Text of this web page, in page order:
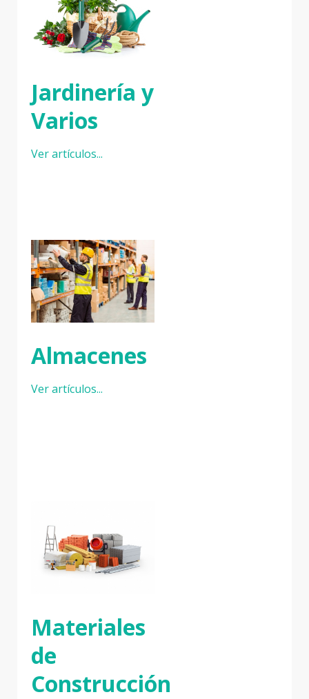
Jardinería y
Varios
Ver artículos...
Almacenes
Ver artículos...
Materiales
de
Construcción